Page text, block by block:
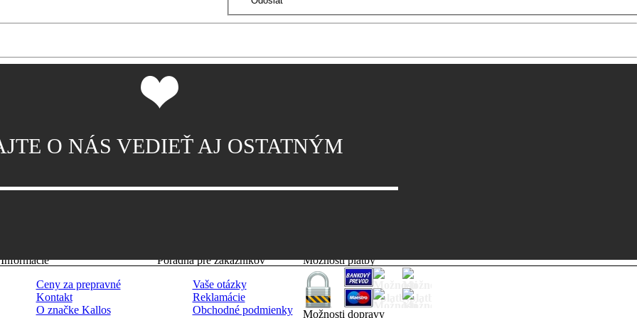
O NÁS VEDIEŤ AJ OSTATNÝM
Informácie
Ceny za prepravné
Kontakt
O značke Kallos
Poradňa pre zákazníkov
Vaše otázky
Reklamácie
Obchodné podmienky
Možnosti platby
Možnosti dopravy